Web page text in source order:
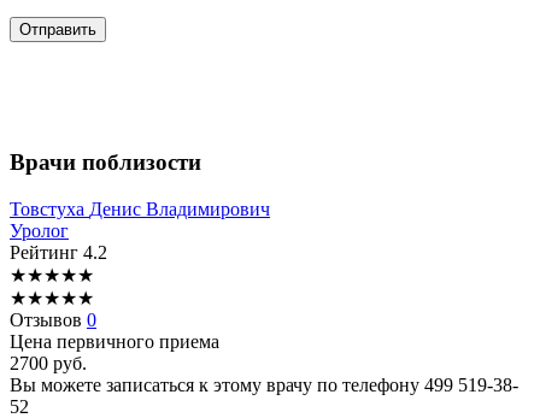
Врачи поблизости
Товстуха Денис Владимирович
Уролог
Рейтинг 4.2
★★★★★
★★★★★
Отзывов 0
Цена первичного приема
2700 руб.
Вы можете записаться к этому врачу по телефону 499 519-38-
52